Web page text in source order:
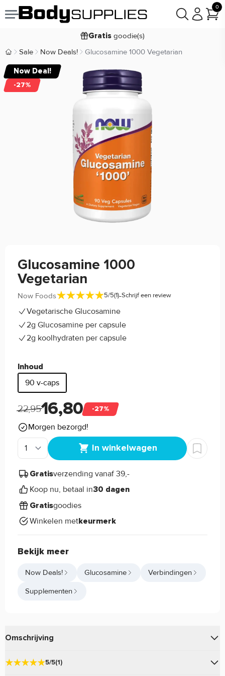
0
Voor 22:00 besteld,morgen bezorgd
Gratis goodie(s)
Laagsteprijsgarantie
9,2/10
Body Supplies | Sportvoeding en Supplementen
Sale Now Deals! Glucosamine 1000 Vegetarian
Now Deal!
-27%
Glucosamine 1000
Vegetarian
Now Foods 5/5(1)-Schrijf een review
Vegetarische Glucosamine
2g Glucosamine per capsule
2g koolhydraten per capsule
Inhoud
90 v-caps
22,9516,80 -27%
Morgen bezorgd!
In winkelwagen
Gratisverzending vanaf 39,-
Koop nu, betaal in30 dagen
Gratisgoodies
Winkelen metkeurmerk
Bekijk meer
Now Deals! Glucosamine Verbindingen
Supplementen
Omschrijving
Glucosamine 1000 Vegetarian
5/5(1)